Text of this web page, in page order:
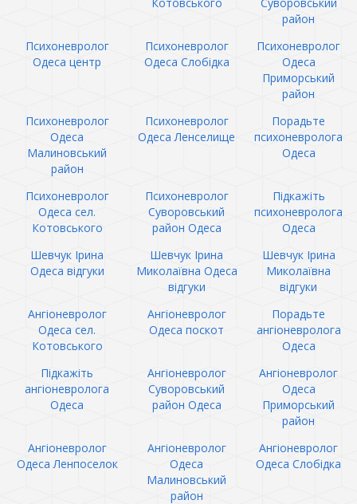
район
Психоневролог
Одеса центр
Психоневролог
Одеса Слобідка
Психоневролог
Одеса
Приморський
район
Психоневролог
Одеса
Малиновський
район
Психоневролог
Одеса Ленселище
Порадьте
психоневролога
Одеса
Психоневролог
Одеса сел.
Котовського
Психоневролог
Суворовський
район Одеса
Підкажіть
психоневролога
Одеса
Шевчук Ірина
Одеса відгуки
Шевчук Ірина
Миколаївна Одеса
відгуки
Шевчук Ірина
Миколаївна
відгуки
Ангіоневролог
Одеса сел.
Котовського
Ангіоневролог
Одеса поскот
Порадьте
ангіоневролога
Одеса
Підкажіть
ангіоневролога
Одеса
Ангіоневролог
Суворовський
район Одеса
Ангіоневролог
Одеса
Приморський
район
Ангіоневролог
Одеса Ленпоселок
Ангіоневролог
Одеса
Малиновський
район
Ангіоневролог
Одеса Слобідка